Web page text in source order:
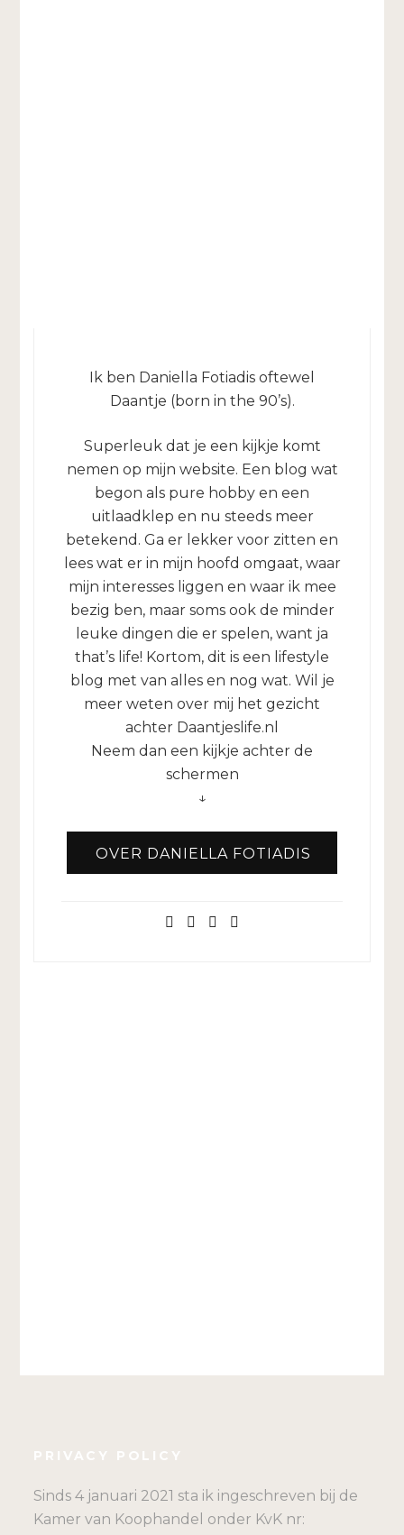
Ik ben Daniella Fotiadis oftewel
Daantje (born in the 90’s).
Superleuk dat je een kijkje komt
nemen op mijn website. Een blog wat
begon als pure hobby en een
uitlaadklep en nu steeds meer
betekend. Ga er lekker voor zitten en
lees wat er in mijn hoofd omgaat, waar
mijn interesses liggen en waar ik mee
bezig ben, maar soms ook de minder
leuke dingen die er spelen, want ja
that’s life! Kortom, dit is een lifestyle
blog met van alles en nog wat. Wil je
meer weten over mij het gezicht
achter Daantjeslife.nl
Neem dan een kijkje achter de
schermen
↓
OVER DANIELLA FOTIADIS
PRIVACY POLICY
Sinds 4 januari 2021 sta ik ingeschreven bij de
Kamer van Koophandel onder KvK nr: